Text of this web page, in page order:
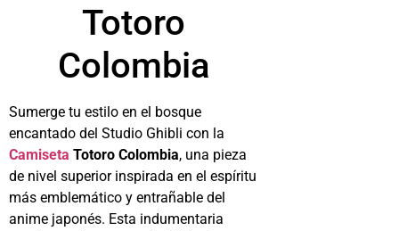
Totoro
Colombia
Sumerge tu estilo en el bosque
encantado del Studio Ghibli con la
Camiseta Totoro Colombia, una pieza
de nivel superior inspirada en el espíritu
más emblemático y entrañable del
anime japonés. Esta indumentaria